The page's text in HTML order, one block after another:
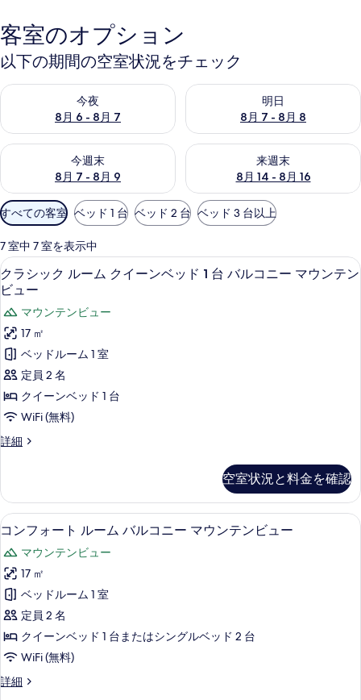
客室のオプション
以下の期間の空室状況をチェック
今夜
8月 6 - 8月 7
今夜 8月 6 - 8月 7 の空室状況をチェック
明日
8月 7 - 8月 8
明日 8月 7 - 8月 8 の空室状況
今週末
8月 7 - 8月 9
今週末 8月 7 - 8月 9 の空室状況をチェック
来週末
8月 14 - 8月 16
来週末 8月 14 - 8月 16 の空室
利
用
可
能
な
客
室
の
絞
り
込
み
条
件
すべての客室 ベッド 1 台 ベッド 2 台 ベッド 3 台以上
7 室中 7 室を表示中
ク
ラ
シ
ッ
ク
ル
ー
ム
ク
ン
ベ
ッ
ド
1
台
バ
ル
コ
ニ
クラシック ルーム クイーンベッド 1
7
クラシック ルーム クイーンベッド 1 台 バルコニー マウンテン
ビュー
マウンテンビュー
17 ㎡
ベッドルーム 1 室
定員 2 名
クイーンベッド 1 台
WiFi (無料)
詳細
ク
ク
ル
ー
ク
イ
ー
ン
ベ
ッ
ド
台
バ
空室状況と料金を確認
コ
ン
フ
ォ
ー
ト
ル
ム
コンフォート ルーム バルコニー マ
7
コンフォート ルーム バルコニー マウンテンビュー
マウンテンビュー
17 ㎡
ベッドルーム 1 室
定員 2 名
クイーンベッド 1 台またはシングルベッド 2 台
WiFi (無料)
詳細
コ